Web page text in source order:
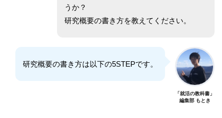
うか？
研究概要の書き方を教えてください。
研究概要の書き方は以下の5STEPです。
「就活の教科書」
編集部 もとき